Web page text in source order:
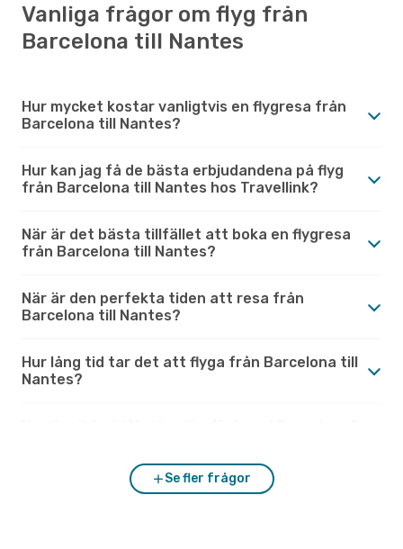
Vanliga frågor om flyg från
Barcelona till Nantes
Hur mycket kostar vanligtvis en flygresa från
Barcelona till Nantes?
Hur kan jag få de bästa erbjudandena på flyg
från Barcelona till Nantes hos Travellink?
När är det bästa tillfället att boka en flygresa
från Barcelona till Nantes?
När är den perfekta tiden att resa från
Barcelona till Nantes?
Hur lång tid tar det att flyga från Barcelona till
Nantes?
Se fler frågor